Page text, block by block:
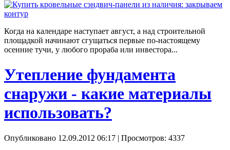
Когда на календаре наступает август, а над строительной
площадкой начинают сгущаться первые по-настоящему
осенние тучи, у любого прораба или инвестора...
Утепление фундамента
снаружи - какие материалы
использовать?
Опубликовано 12.09.2012 06:17 | Просмотров: 4337